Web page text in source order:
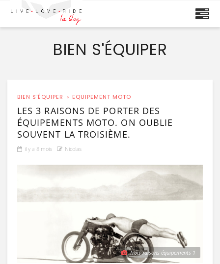
BIEN S'ÉQUIPER
BIEN S'ÉQUIPER EQUIPEMENT MOTO
LES 3 RAISONS DE PORTER DES
ÉQUIPEMENTS MOTO. ON OUBLIE
SOUVENT LA TROISIÈME.
il y a 8 mois Nicolas
Trois raisons équipements 1